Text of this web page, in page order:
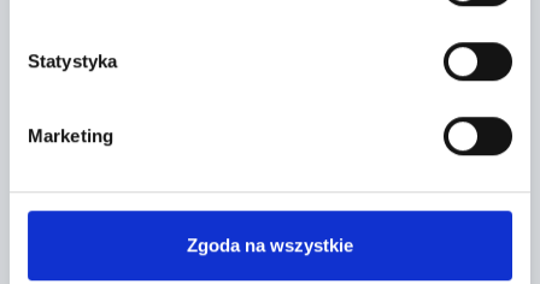
Statystyka
Marketing
Zgoda na wszystkie
contributors